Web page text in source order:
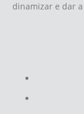
dinamizar e dar